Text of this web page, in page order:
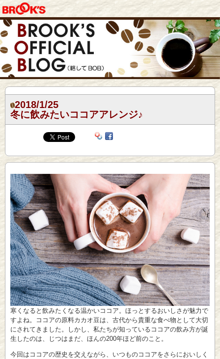
2018/1/25
冬に飲みたいココアアレンジ♪
寒くなると飲みたくなる温かいココア。ほっとするおいしさが魅力で
すよね。ココアの原料カカオ豆は、古代から貴重な食べ物として大切
にされてきました。しかし、私たちが知っているココアの飲み方が誕
生したのは、じつはまだ、ほんの200年ほど前のこと。
今回はココアの歴史を交えながら、いつものココアをさらにおいしく